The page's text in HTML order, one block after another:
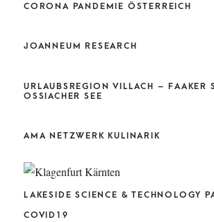
CORONA PANDEMIE ÖSTERREICH
JOANNEUM RESEARCH
URLAUBSREGION VILLACH – FAAKER
OSSIACHER SEE
AMA NETZWERK KULINARIK
LAKESIDE SCIENCE & TECHNOLOGY
COVID19